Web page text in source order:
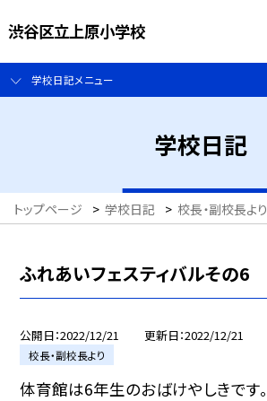
渋谷区立上原小学校
学校日記メニュー
学校日記
トップページ > 学校日記 > 校長・副校長より
ふれあいフェスティバルその6
公開日 2022/12/21 更新日 2022/12/21
校長・副校長より
体育館は6年生のおばけやしきです。